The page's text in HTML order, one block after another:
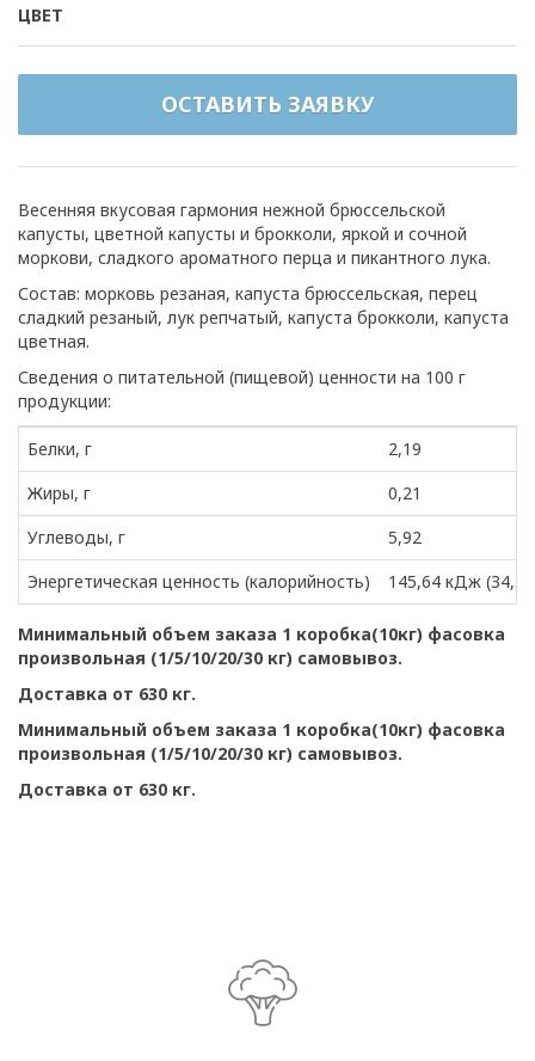
ЦВЕТ
ОСТАВИТЬ ЗАЯВКУ
Весенняя вкусовая гармония нежной брюссельской
капусты, цветной капусты и брокколи, яркой и сочной
моркови, сладкого ароматного перца и пикантного лука.
Состав: морковь резаная, капуста брюссельская, перец
сладкий резаный, лук репчатый, капуста брокколи, капуста
цветная.
Сведения о питательной (пищевой) ценности на 100 г
продукции:
Белки, г
2,19
Жиры, г
0,21
Углеводы, г
5,92
Энергетическая ценность (калорийность)
145,64 кДж
Минимальный объем заказа 1 коробка(10кг) фасовка
произвольная (1/5/10/20/30 кг) самовывоз.
Доставка от 630 кг.
Минимальный объем заказа 1 коробка(10кг) фасовка
произвольная (1/5/10/20/30 кг) самовывоз.
Доставка от 630 кг.